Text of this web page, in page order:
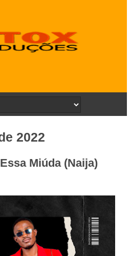
2022
Miúda (Naija)